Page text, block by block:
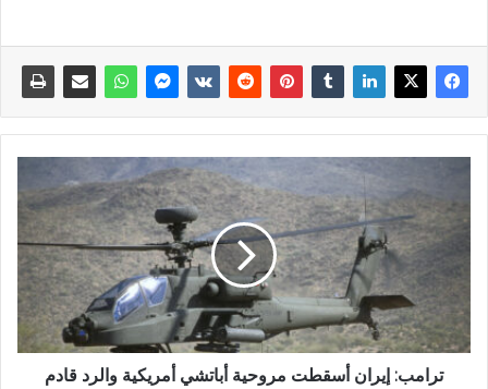
ترامب: إيران أسقطت مروحية أباتشي أمريكية والرد قادم